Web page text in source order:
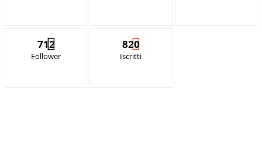
712
Follower
820
Iscritti